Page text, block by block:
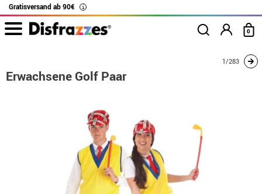
Gratisversand ab 90€ i
0
1/283
Erwachsene Golf Paar